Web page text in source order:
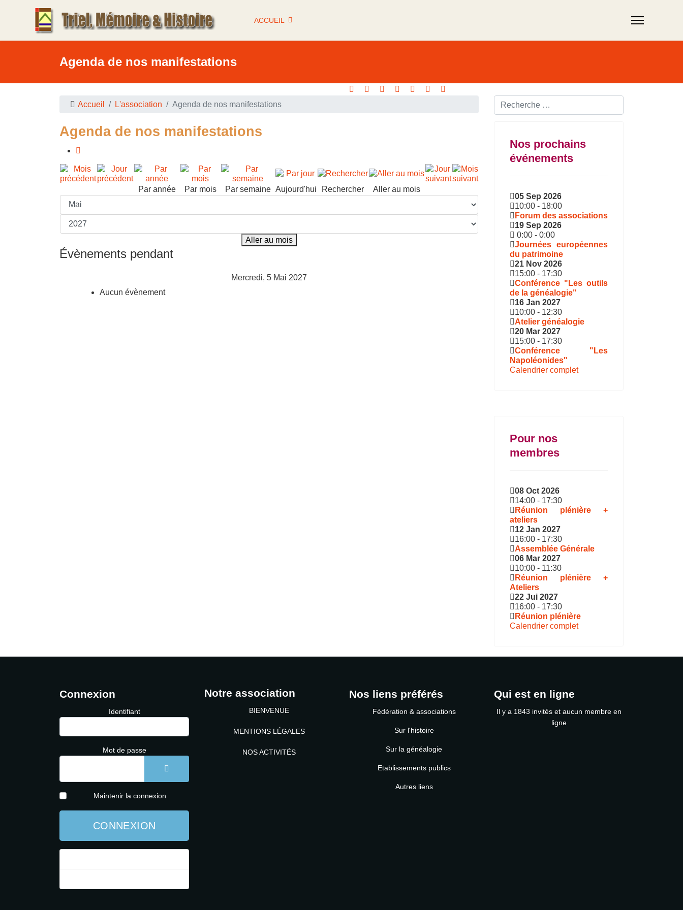
ACCUEIL
Agenda de nos manifestations
Accueil L'association Agenda de nos manifestations
Rechercher ...
Agenda de nos manifestations
Par année Par mois Par semaine Aujourd'hui Rechercher Aller au mois
Aller au mois
Évènements pendant
Mercredi, 5 Mai 2027
Aucun évènement
Nos prochains
événements
05 Sep 2026
10:00 - 18:00
Forum des associations
19 Sep 2026
0:00 - 0:00
Journées européennes
du patrimoine
21 Nov 2026
15:00 - 17:30
Conférence "Les outils
de la généalogie"
16 Jan 2027
10:00 - 12:30
Atelier généalogie
20 Mar 2027
15:00 - 17:30
Conférence "Les
Napoléonides"
Calendrier complet
Pour nos
membres
08 Oct 2026
14:00 - 17:30
Réunion plénière +
ateliers
12 Jan 2027
16:00 - 17:30
Assemblée Générale
06 Mar 2027
10:00 - 11:30
Réunion plénière +
Ateliers
22 Jui 2027
16:00 - 17:30
Réunion plénière
Calendrier complet
Connexion
Identifiant
Mot de passe
AFFICHER LE MOT DE PASSE
Maintenir la connexion
CONNEXION
Notre association
BIENVENUE
MENTIONS LÉGALES
NOS ACTIVITÉS
Nos liens préférés
Fédération & associations
Sur l'histoire
Sur la généalogie
Etablissements publics
Autres liens
Qui est en ligne
Il y a 1843 invités et aucun membre en
ligne